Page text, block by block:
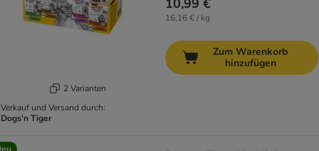
2 Varianten
Verkauf und Versand durch:
Dogs'n Tiger
10,99 €
16,16 € / kg
Zum Warenkorb
hinzufügen